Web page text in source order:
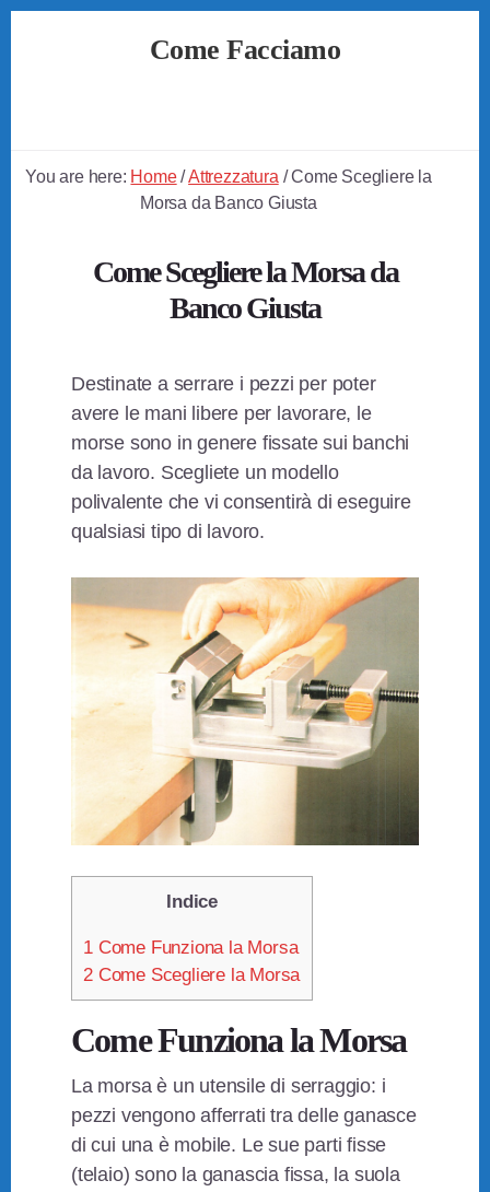
Come Facciamo
Quotidiani
You are here: Home /Attrezzatura /Come Scegliere la
Morsa da Banco Giusta
Come Scegliere la Morsa da
Banco Giusta
Destinate a serrare i pezzi per poter
avere le mani libere per lavorare, le
morse sono in genere fissate sui banchi
da lavoro. Scegliete un modello
polivalente che vi consentirà di eseguire
qualsiasi tipo di lavoro.
Indice
1Come Funziona la Morsa
2Come Scegliere la Morsa
Come Funziona la Morsa
La morsa è un utensile di serraggio: i
pezzi vengono afferrati tra delle ganasce
di cui una è mobile. Le sue parti fisse
(telaio) sono la ganascia fissa, la suola